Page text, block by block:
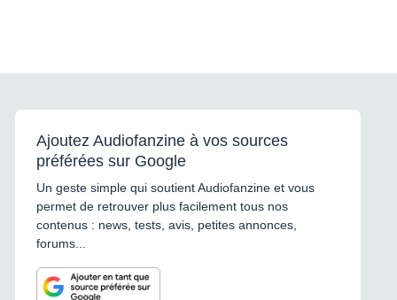
Ajoutez Audiofanzine à vos sources
préférées sur Google
Un geste simple qui soutient Audiofanzine et vous
permet de retrouver plus facilement tous nos
contenus : news, tests, avis, petites annonces,
forums...